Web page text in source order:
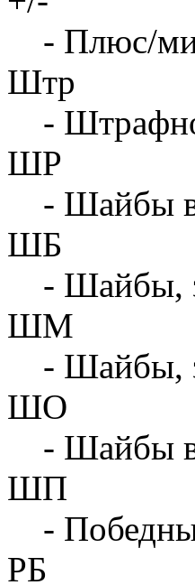
- Плюс/
Штр
-
ШР
- Шайбы в
ШБ
- Шайбы,
ШМ
- Шайбы,
ШО
- Шайбы в
ШП
-
РБ